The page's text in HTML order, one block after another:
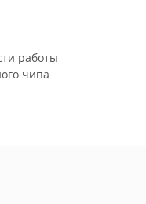
работы
чипа